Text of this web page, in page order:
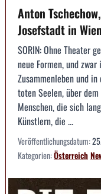
Anton
Josefstadt in Wien
SORIN: Ohne Theater
neue Formen, und
Zusammenleben und
toten Seelen, über
Menschen, die sich
Künstlern, die ...
Veröffentlichungsdatum:
Kategorien:Österreich